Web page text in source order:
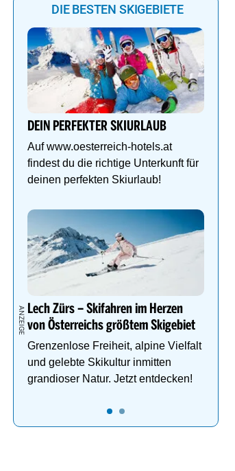
47% 69% 45%
DIE BESTEN SKIGEBIETE
DEIN PERFEKTER SKIURLAUB
Auf www.oesterreich-hotels.at
findest du die richtige Unterkunft für
deinen perfekten Skiurlaub!
Lech Zürs – Skifahren im Herzen
von Österreichs größtem Skigebiet
Grenzenlose Freiheit, alpine Vielfalt
und gelebte Skikultur inmitten
grandioser Natur. Jetzt entdecken!